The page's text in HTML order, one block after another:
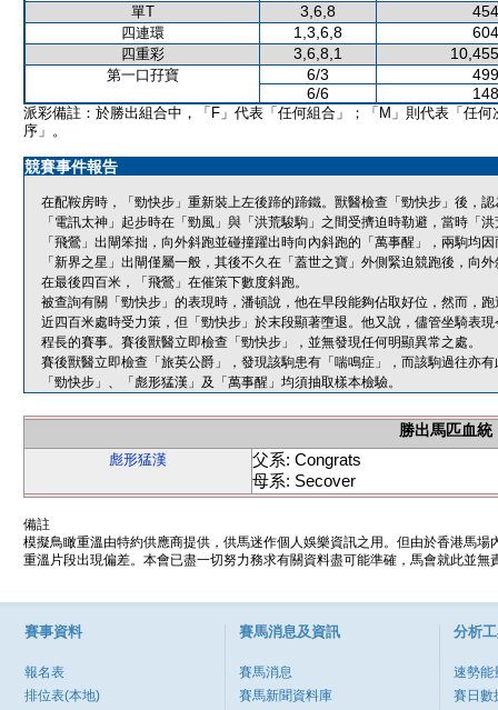
單T 3,6,8
四連環 1,3,6,8
四重彩 3,6,8,1
第一口孖寶 6/3
6/6
派彩備註：於勝出組合中，「F」代表「任何組合」；「M」則代表「任何
序」。
競賽事件報告
在配鞍房時，「勁快步」重新裝上左後蹄的蹄鐵。獸醫檢查「勁快步」後，
「電訊太神」起步時在「勁風」與「洪荒駿駒」之間受擠迫時勒避，當時「
「飛鶯」出閘笨拙，向外斜跑並碰撞躍出時向內斜跑的「萬事醒」，兩駒均
「新界之星」出閘僅屬一般，其後不久在「蓋世之寶」外側緊迫競跑後，向
在最後四百米，「飛鶯」在催策下數度斜跑。
被查詢有關「勁快步」的表現時，潘頓說，他在早段能夠佔取好位，然而，
近四百米處時受力策，但「勁快步」於末段顯著墮退。他又說，儘管坐騎表
程長的賽事。賽後獸醫立即檢查「勁快步」，並無發現任何明顯異常之處。
賽後獸醫立即檢查「旅英公爵」，發現該駒患有「喘鳴症」，而該駒過往亦
「勁快步」、「彪形猛漢」及「萬事醒」均須抽取樣本檢驗。
勝出馬匹血統
彪形猛漢
父系: Congrats
母系: Secover
備註
模擬鳥瞰重溫由特約供應商提供，供馬迷作個人娛樂資訊之用。但由於香港馬
重溫片段出現偏差。本會已盡一切努力務求有關資料盡可能準確，馬會就此並
賽事資料
報名表
排位表(本地)
賽馬消息及資訊
賽馬消息
賽馬新聞資料庫
分析
速勢能
賽日數